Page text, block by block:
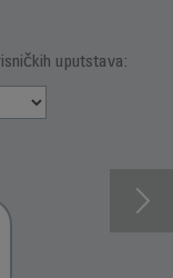
uputstava: